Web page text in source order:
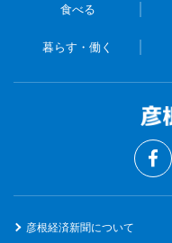
食べる
暮らす・働く
彦根経済新聞について